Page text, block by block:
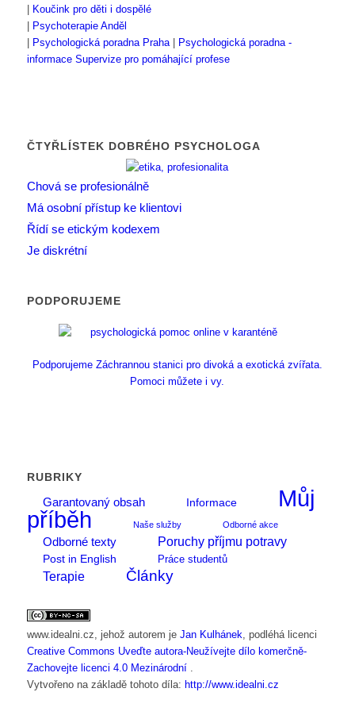
Koučink pro děti i dospělé
Psychoterapie Anděl
Psychologická poradna Praha|
Psychologická poradna -
informace Supervize pro pomáhající profese
ČTYŘLÍSTEK DOBRÉHO PSYCHOLOGA
Chová se profesionálně
Má osobní přístup ke klientovi
Řídí se etickým kodexem
Je diskrétní
PODPORUJEME
Podporujeme Záchrannou stanici pro divoká a exotická zvířata.
Pomoci můžete i vy.
RUBRIKY
Garantovaný obsah
Informace
Můj
příběh
Naše služby Odborné akce
Odborné texty Poruchy příjmu potravy
Post in English Práce studentů
Terapie Články
www.idealni.cz , jehož autorem je Jan Kulhánek , podléhá licenci
Creative Commons Uveďte autora-Neužívejte dílo komerčně-
Zachovejte licenci 4.0 Mezinárodní
Vytvořeno na základě tohoto díla: http://www.idealni.cz